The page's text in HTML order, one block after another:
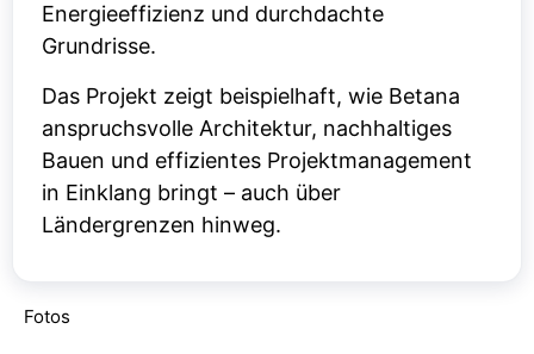
Energieeffizienz und durchdachte
Grundrisse.
Das Projekt zeigt beispielhaft, wie Betana
anspruchsvolle Architektur, nachhaltiges
Bauen und effizientes Projektmanagement
in Einklang bringt – auch über
Ländergrenzen hinweg.
Fotos